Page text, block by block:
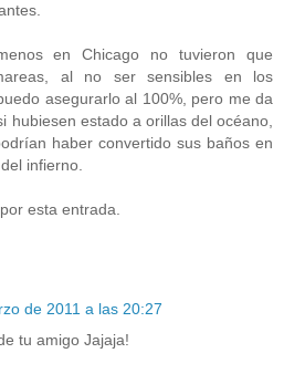
en Chicago no tuvieron que
al no ser sensibles en los
asegurarlo al 100%, pero me da
hubiesen estado a orillas del océano,
haber convertido sus baños en
infierno.
esta entrada.
de 2011 a las 20:27
tu amigo Jajaja!